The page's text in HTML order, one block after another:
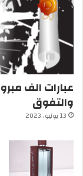
والتفوق
13 يونيو، 2023